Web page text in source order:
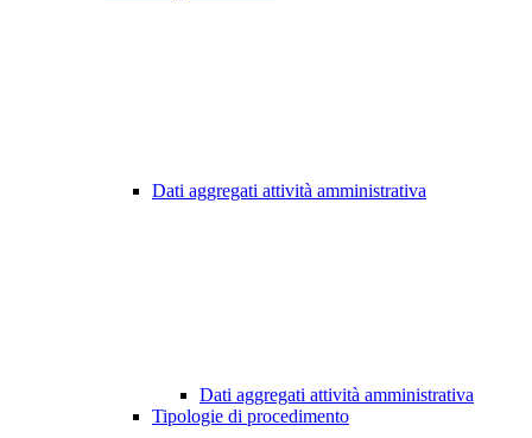
Dati aggregati attività amministrativa
Dati aggregati attività amministrativa
Tipologie di procedimento